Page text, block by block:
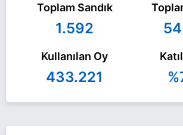
Toplam Sandık
1.592
Kullanılan Oy
433.221